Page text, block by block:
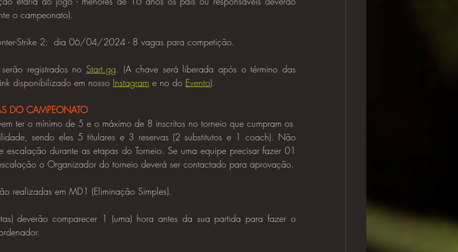
o campeonato).
Strike 2:  dia 06/04/2024 - 8 vagas para competição.
registrados no
Start.gg. (A chave será liberada após o término das
disponibilizado em nosso Instagram e no do Evento).
DO CAMPEONATO
ter o mínimo de 5 e o máximo de 8 inscritos no torneio que cumpram os
sendo eles 5 titulares e 3 reservas (2 substitutos e 1 coach). Não
escalação durante as etapas do Torneio. Se uma equipe precisar fazer 01
o Organizador do torneio deverá ser contactado para aprovação.
realizadas em MD1 (Eliminação Simples).